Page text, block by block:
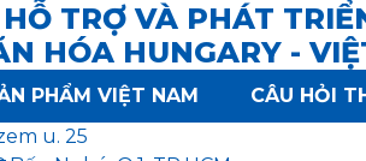
TRỢ VÀ PHÁT
HÓA HUNGARY -
PHẨM VIỆT NAM CÂU HỎI
u. 25